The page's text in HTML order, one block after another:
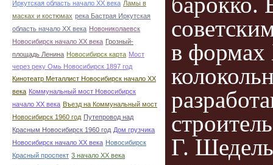
Иркутская область начало ХХ века Ламы в
масках и костюмах река Бастрая Иркутская
область начало ХХ века Новониколаевск
Новосибирск начало ХХ века Грозный-
площадь Ленина Новосибирск карта Мост
через реку Омь Новосибирск 1897 год
Кинотеатр Металлист Новосибирск начало ХХ
века Коммунальный мост Новосибирск
начало ХХ века Въезд на Коммунальный мост
Новосибирск 1960 год Путепровод над
Красным Новосибирск 1960 год Дом грузчика
Новосибирск начало ХХ века Новосибирск
Красный проспект 3 начало ХХ века
в формах
Г.